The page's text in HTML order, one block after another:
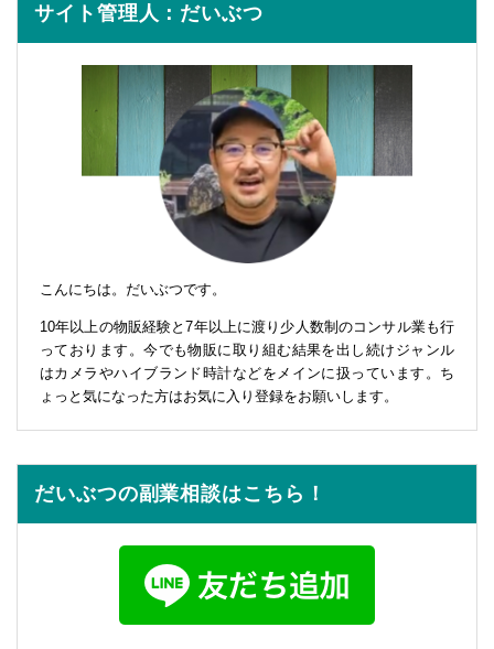
サイト管理人：だいぶつ
こんにちは。だいぶつです。
10年以上の物販経験と7年以上に渡り少人数制のコンサル業も行
っております。今でも物販に取り組む結果を出し続けジャンル
はカメラやハイブランド時計などをメインに扱っています。ち
ょっと気になった方はお気に入り登録をお願いします。
だいぶつの副業相談はこちら！